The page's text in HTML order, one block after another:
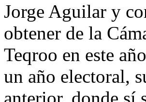
Jorge Aguilar y
obtener de la
Teqroo en este
un año electoral,
anterior, donde sí